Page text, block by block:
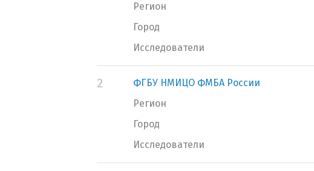
Регион
Город
Исследователи
2
ФГБУ НМИЦО ФМБА России
Регион
Город
Исследователи